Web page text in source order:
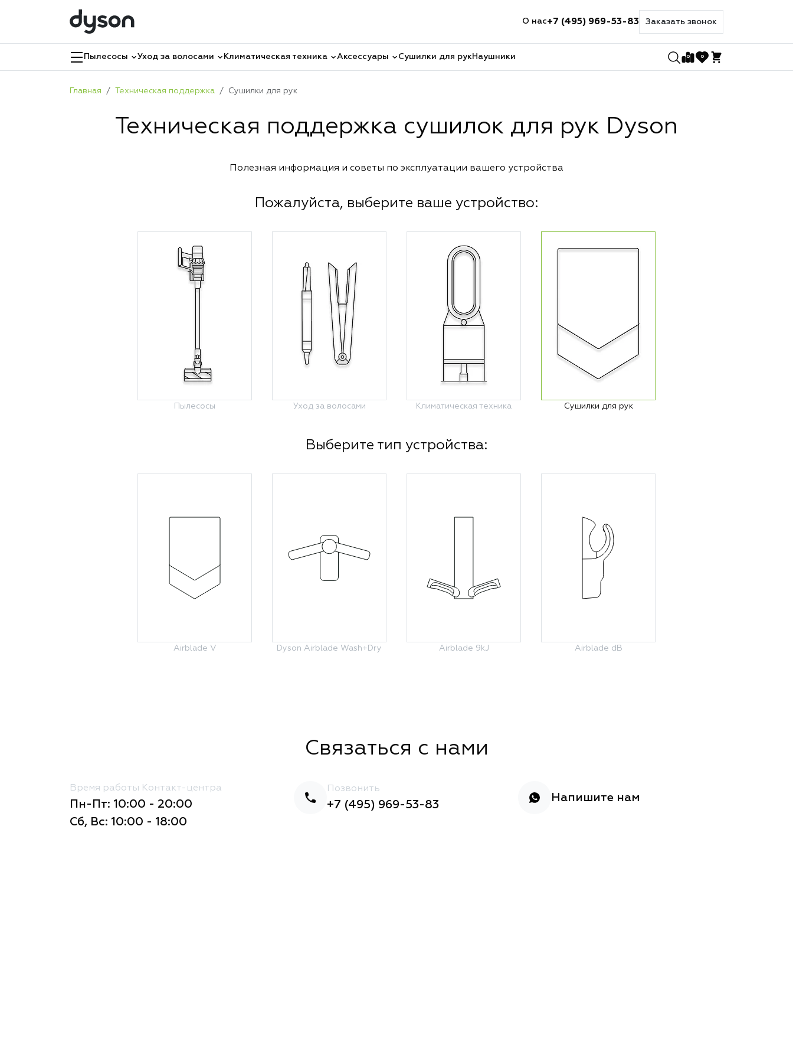
О нас+7 (495) 969-53-83 Заказать звонок
Пылесосы Уход за волосами Климатическая техника Аксессуары Сушилки для рукНаушники 0 0
Главная Техническая поддержка Сушилки для рук
Техническая поддержка сушилок для рук Dyson
Полезная информация и советы по эксплуатации вашего устройства
Пожалуйста, выберите ваше устройство:
Пылесосы Уход за волосами Климатическая техника Сушилки для рук
Выберите тип устройства:
Airblade V Dyson Airblade Wash+Dry Airblade 9kJ Airblade dB
Связаться с нами
Время работы Контакт-центра
Пн-Пт: 10:00 - 20:00
Сб, Вс: 10:00 - 18:00
Позвонить
+7 (495) 969-53-83
Напишите нам